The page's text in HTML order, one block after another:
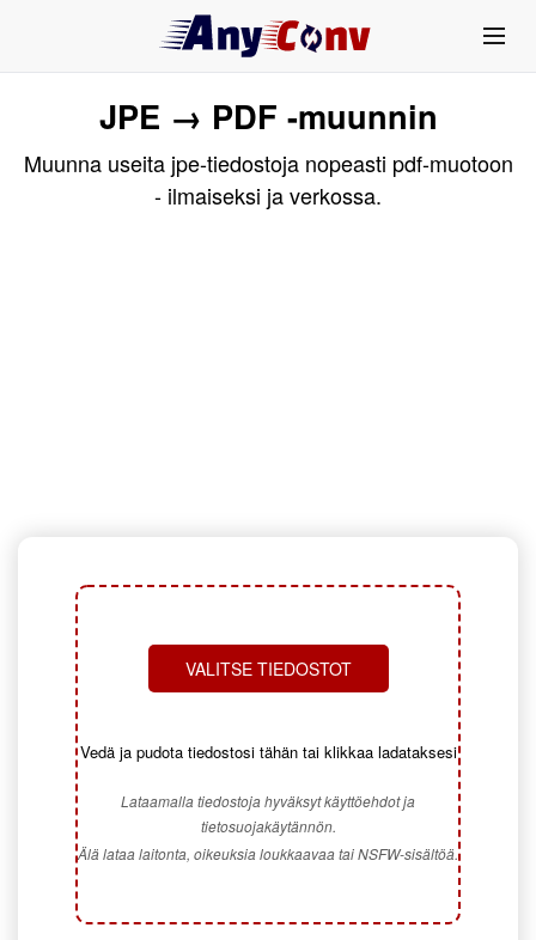
JPE → PDF -muunnin
Muunna useita jpe-tiedostoja nopeasti pdf-muotoon
- ilmaiseksi ja verkossa.
VALITSE TIEDOSTOT
Vedä ja pudota tiedostosi tähän tai klikkaa ladataksesi
Lataamalla tiedostoja hyväksyt käyttöehdot ja
tietosuojakäytännön.
Älä lataa laitonta, oikeuksia loukkaavaa tai NSFW-sisältöä.